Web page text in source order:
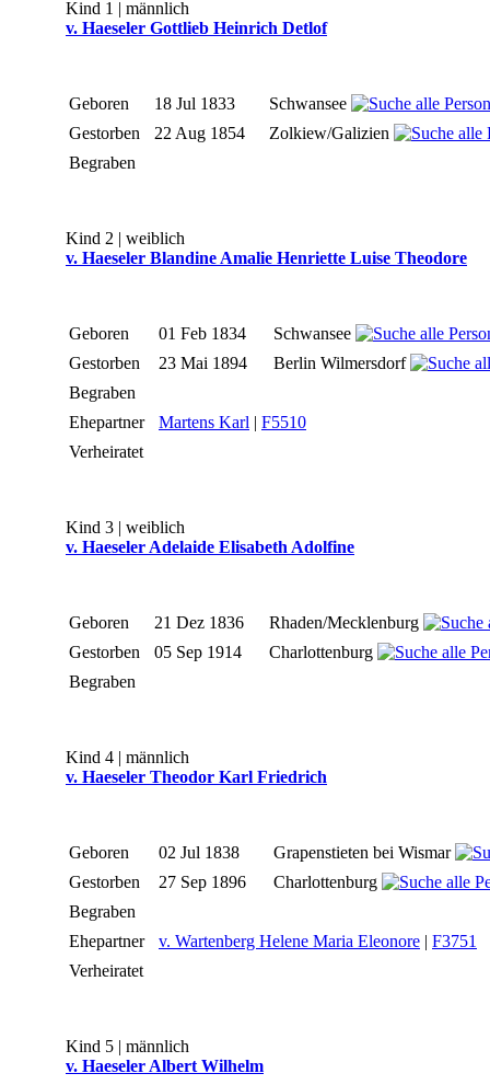
Kind 1 | männlich
v. Haeseler Gottlieb Heinrich Detlof
Geboren 18 Jul 1833
Schwansee
Gestorben
22 Aug 1854
Zolkiew/Galizien
Begraben
Kind 2 | weiblich
v. Haeseler Blandine Amalie Henriette Luise Theodore
Geboren 01 Feb 1834
Schwansee
Gestorben
23 Mai 1894
Berlin Wilmersdorf
Begraben
Ehepartner
Martens Karl | F5510
Verheiratet
Kind 3 | weiblich
v. Haeseler Adelaide Elisabeth Adolfine
Geboren 21 Dez 1836
Rhaden/Mecklenburg
Gestorben
05 Sep 1914
Charlottenburg
Begraben
Kind 4 | männlich
v. Haeseler Theodor Karl Friedrich
Geboren 02 Jul 1838
Grapenstieten bei Wismar
Gestorben
27 Sep 1896
Charlottenburg
Begraben
Ehepartner
v. Wartenberg Helene Maria Eleonore | F3751
Verheiratet
Kind 5 | männlich
v. Haeseler Albert Wilhelm